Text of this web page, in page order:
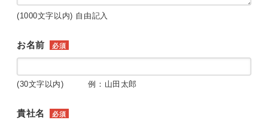
(1000文字以内) 自由記入
お名前 必須
(30文字以内) 例：山田太郎
貴社名 必須